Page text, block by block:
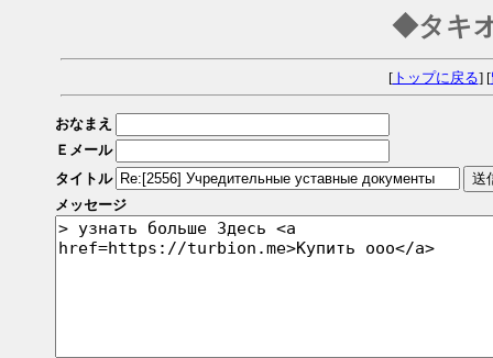
◆タキ
[トップに戻る] [
おなまえ
Ｅメール
タイトル
メッセージ